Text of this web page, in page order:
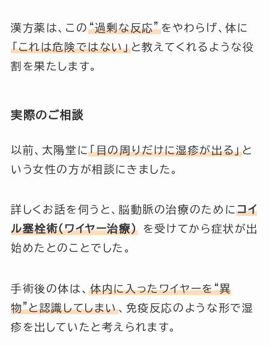
漢方薬は、この“過剰な反応”をやわらげ、体に
「これは危険ではない」と教えてくれるような役
割を果たします。
実際のご相談
以前、太陽堂に「目の周りだけに湿疹が出る」と
いう女性の方が相談にきました。
詳しくお話を伺うと、脳動脈の治療のためにコイ
ル塞栓術（ワイヤー治療） を受けてから症状が出
始めたとのことでした。
手術後の体は、体内に入ったワイヤーを“異
物”と認識してしまい、免疫反応のような形で湿
疹を出していたと考えられます。